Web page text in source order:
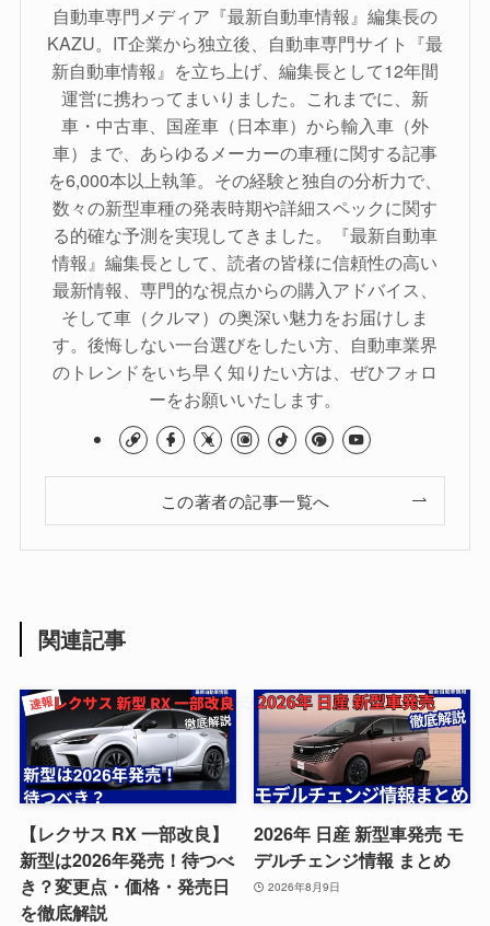
自動車専門メディア『最新自動車情報』編集長の
KAZU。IT企業から独立後、自動車専門サイト『最
新自動車情報』を立ち上げ、編集長として12年間
運営に携わってまいりました。これまでに、新
車・中古車、国産車（日本車）から輸入車（外
車）まで、あらゆるメーカーの車種に関する記事
を6,000本以上執筆。その経験と独自の分析力で、
数々の新型車種の発表時期や詳細スペックに関す
る的確な予測を実現してきました。『最新自動車
情報』編集長として、読者の皆様に信頼性の高い
最新情報、専門的な視点からの購入アドバイス、
そして車（クルマ）の奥深い魅力をお届けしま
す。後悔しない一台選びをしたい方、自動車業界
のトレンドをいち早く知りたい方は、ぜひフォロ
ーをお願いいたします。
この著者の記事一覧へ
関連記事
【レクサス RX 一部改良】
新型は2026年発売！待つべ
き？変更点・価格・発売日
を徹底解説
2026年 日産 新型車発売 モ
デルチェンジ情報 まとめ
2026年8月9日